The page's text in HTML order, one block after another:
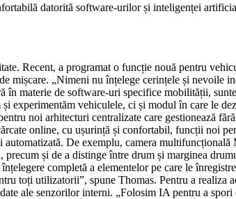
datorită software-urilor și inteligenței
Recent, a programat o funcție nouă pentru
mișcare. „Nimeni nu înțelege cerințele și nevoile
materie de software-uri specifice mobilității,
experimentăm vehiculele, ci și modul în care le
noi arhitecturi centralizate care gestionează
online, cu ușurință și confortabil, funcții noi
De exemplu, camera
precum și de a distinge între drum și marginea
completă a elementelor pe care le
toți utilizatorii”, spune Thomas. Pentru a realiza
ale senzorilor interni. „Folosim IA pentru a spori